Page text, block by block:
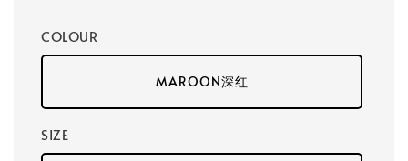
COLOUR
MAROON深红
SIZE